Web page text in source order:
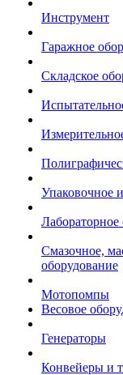
Инструмент
Гаражное
Складское
Упаковочное
Лабораторное
Смазочное,
оборудование
Мотопомпы
Весовое
Генераторы
Конвейеры и